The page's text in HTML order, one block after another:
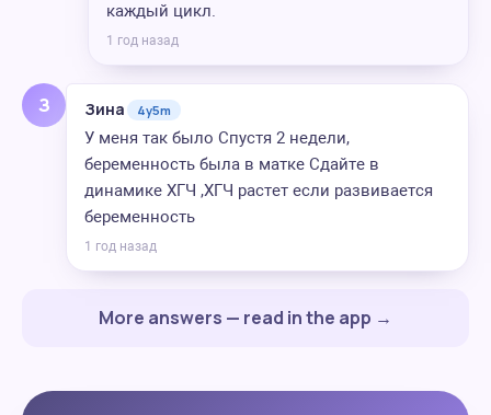
каждый цикл.
1 год назад
З Зина 4y5m
У меня так было Спустя 2 недели,
беременность была в матке Сдайте в
динамике ХГЧ ,ХГЧ растет если развивается
беременность
1 год назад
More answers — read in the app →